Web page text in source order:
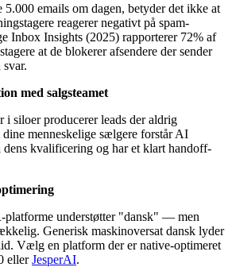
emails om dagen, betyder det ikke at
reagerer negativt på spam-
Inbox Insights (2025) rapporterer 72% af
at de blokerer afsendere der sender
svar.
med salgsteamet
i siloer producerer leads der aldrig
menneskelige sælgere forstår AI
dens kvalificering og har et klart handoff-
platforme understøtter "dansk" — men
Generisk maskinoversat dansk lyder
Vælg en platform der er native-optimeret
ellerJesperAI.